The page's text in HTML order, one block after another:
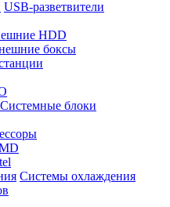
USB-разветвители
HDD
боксы
Системные блоки
Системы охлаждения